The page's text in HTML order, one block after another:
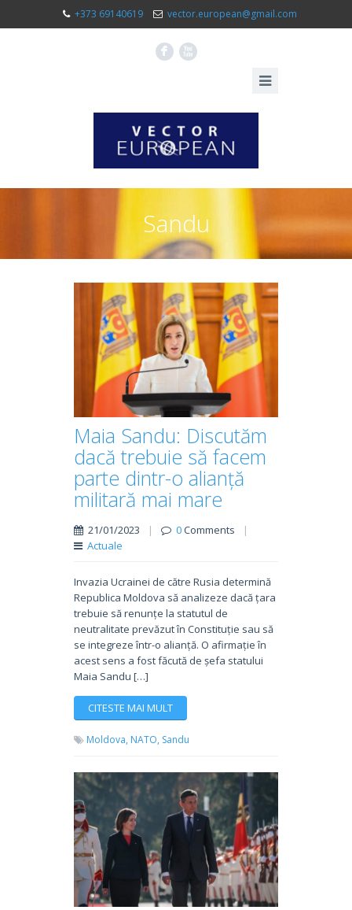
+373 69140619 vector.european@gmail.com
F X
Sandu
Maia Sandu: Discutăm
dacă trebuie să facem
parte dintr-o alianță
militară mai mare
21/01/2023 | 0Comments
|
Actuale
Invazia Ucrainei de către Rusia determină
Republica Moldova să analizeze dacă țara
trebuie să renunțe la statutul de
neutralitate prevăzut în Constituție sau să
se integreze într-o alianță. O afirmație în
acest sens a fost făcută de șefa statului
Maia Sandu […]
CITESTE MAI MULT
Moldova, NATO, Sandu